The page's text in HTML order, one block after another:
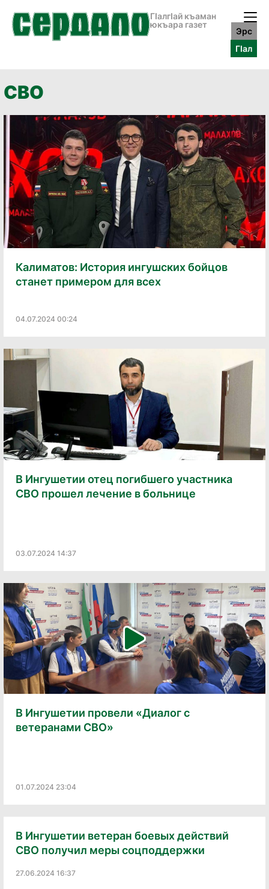
ГӀалгӀай къаман
юкъара газет
Эрс
ГӀал
СВО
Калиматов: История ингушских бойцов
станет примером для всех
04.07.2024 00:24
В Ингушетии отец погибшего участника
СВО прошел лечение в больнице
03.07.2024 14:37
В Ингушетии провели «Диалог с
ветеранами СВО»
01.07.2024 23:04
В Ингушетии ветеран боевых действий
СВО получил меры соцподдержки
27.06.2024 16:37